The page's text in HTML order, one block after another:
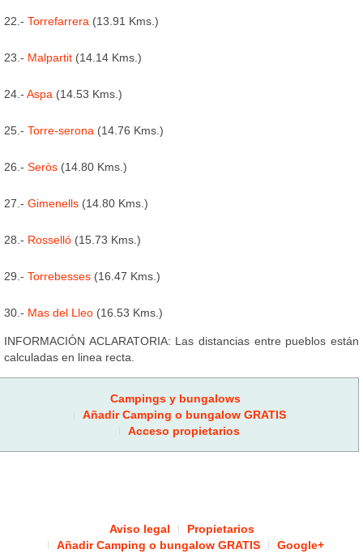
22.- Torrefarrera (13.91 Kms.)
23.- Malpartit (14.14 Kms.)
24.- Aspa (14.53 Kms.)
25.- Torre-serona (14.76 Kms.)
26.- Seròs (14.80 Kms.)
27.- Gimenells (14.80 Kms.)
28.- Rosselló (15.73 Kms.)
29.- Torrebesses (16.47 Kms.)
30.- Mas del Lleo (16.53 Kms.)
INFORMACIÓN ACLARATORIA: Las distancias entre pueblos están
calculadas en linea recta.
Campings y bungalows
Añadir Camping o bungalow GRATIS
Acceso propietarios
Aviso legal
Propietarios
Añadir Camping o bungalow GRATIS
Google+